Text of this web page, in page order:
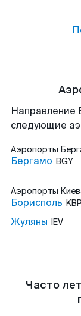
Направление
следующие
Аэропорты
Бергамо BGY
Аэропорты
Борисполь KBP
Жуляны IEV
Часто